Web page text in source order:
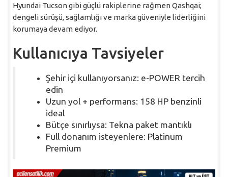
Hyundai Tucson gibi güçlü rakiplerine rağmen Qashqai;
dengeli sürüşü, sağlamlığı ve marka güveniyle liderliğini
korumaya devam ediyor.
Kullanıcıya Tavsiyeler
Şehir içi kullanıyorsanız: e-POWER tercih
edin
Uzun yol + performans: 158 HP benzinli
ideal
Bütçe sınırlıysa: Tekna paket mantıklı
Full donanım isteyenlere: Platinum
Premium